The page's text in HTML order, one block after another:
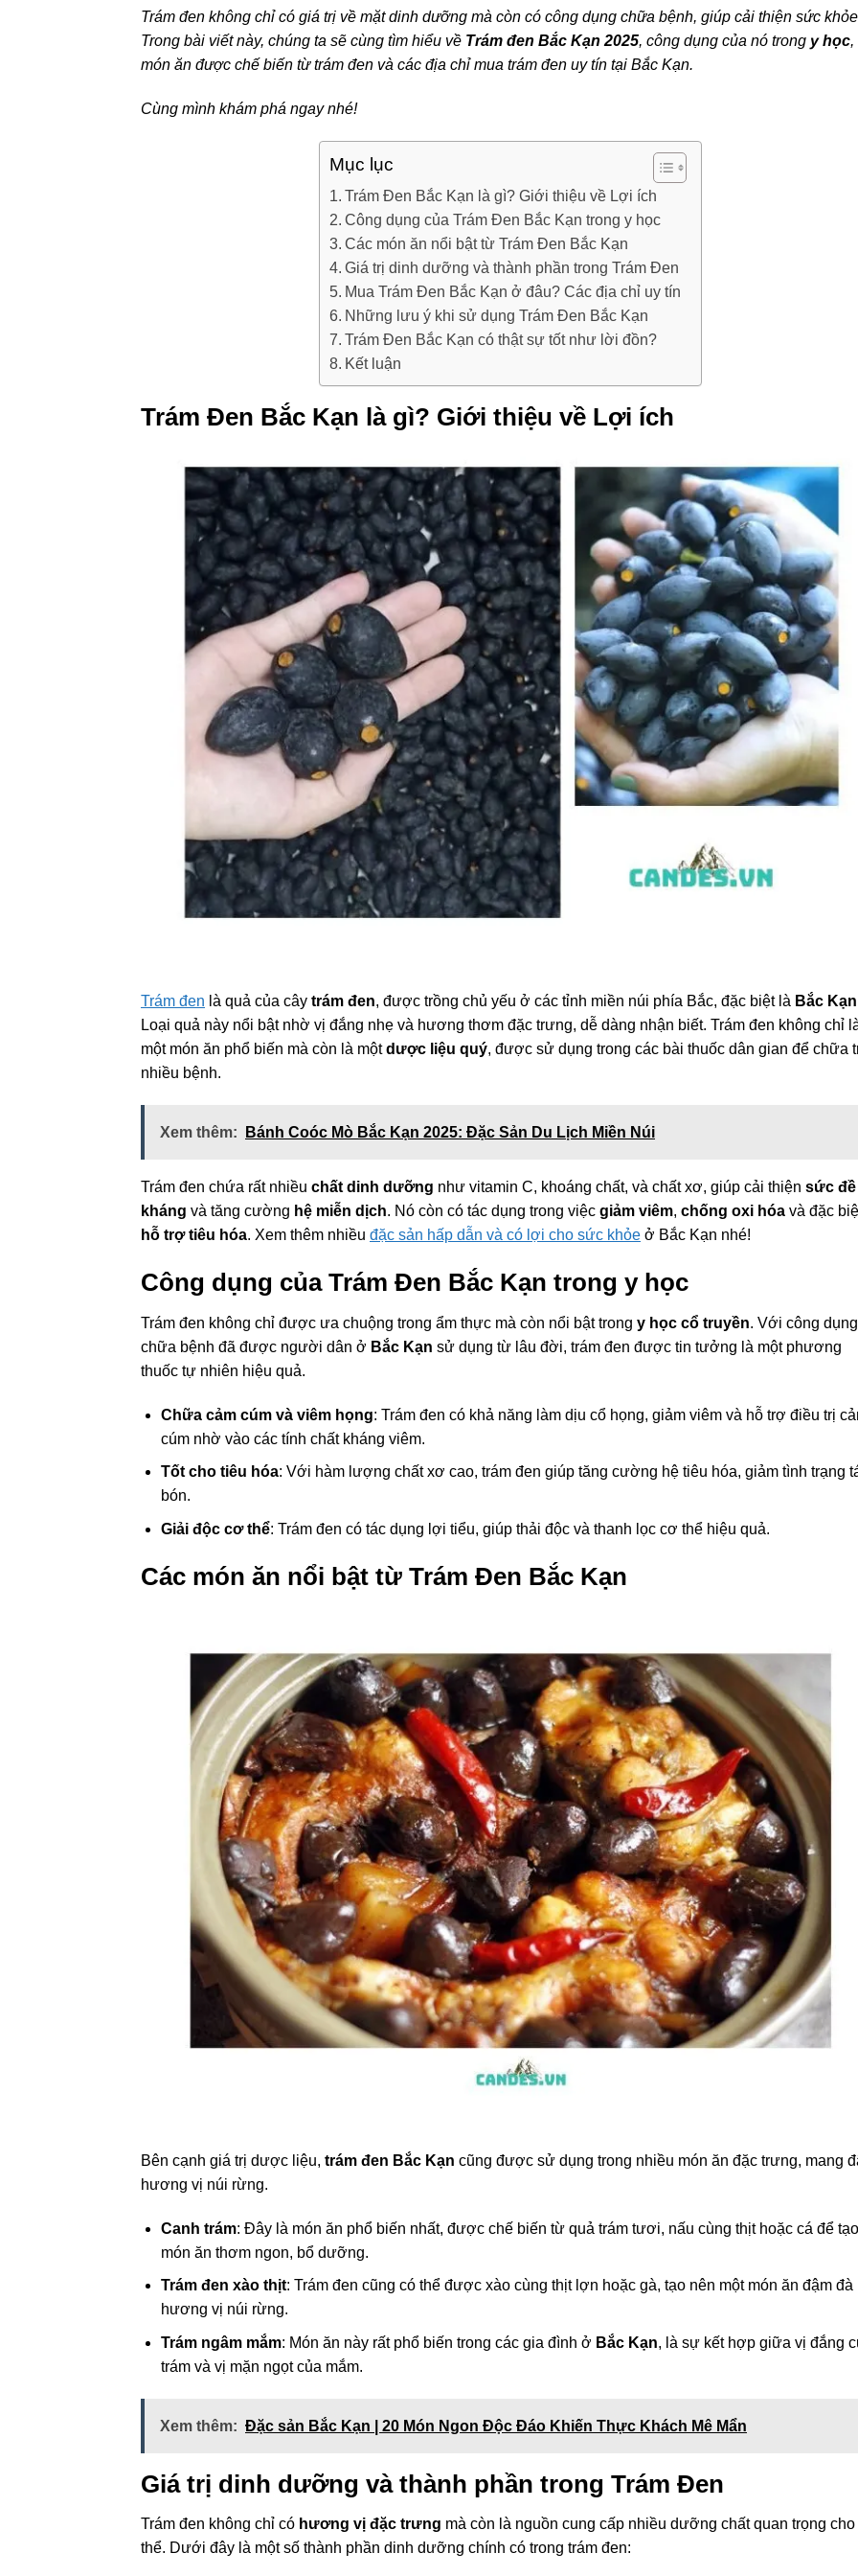
Trám đen không chỉ có giá trị về mặt dinh dưỡng mà còn có công dụng chữa bệnh, giúp cải thiện sức
Trong bài viết này, chúng ta sẽ cùng tìm hiểu về Trám đen Bắc Kạn 2025, công dụng của nó trong y học,
món ăn được chế biến từ trám đen và các địa chỉ mua trám đen uy tín tại Bắc Kạn.
Cùng mình khám phá ngay nhé!
Mục lục
Trám Đen Bắc Kạn là gì? Giới thiệu về Lợi ích
Công dụng của Trám Đen Bắc Kạn trong y học
Các món ăn nổi bật từ Trám Đen Bắc Kạn
Giá trị dinh dưỡng và thành phần trong Trám Đen
Mua Trám Đen Bắc Kạn ở đâu? Các địa chỉ uy tín
Những lưu ý khi sử dụng Trám Đen Bắc Kạn
Trám Đen Bắc Kạn có thật sự tốt như lời đồn?
Kết luận
Trám Đen Bắc Kạn là gì? Giới thiệu về Lợi ích
Trám đen là quả của cây trám đen, được trồng chủ yếu ở các tỉnh miền núi phía Bắc, đặc biệt là Bắc Kạn
Loại quả này nổi bật nhờ vị đắng nhẹ và hương thơm đặc trưng, dễ dàng nhận biết. Trám đen không chỉ
một món ăn phổ biến mà còn là mộtdược liệu quý, được sử dụng trong các bài thuốc dân gian để chữa
nhiều bệnh.
Xem thêm: Bánh Coóc Mò Bắc Kạn 2025: Đặc Sản Du Lịch Miền Núi
Trám đen chứa rất nhiều chất dinh dưỡng như vitamin C, khoáng chất, và chất xơ, giúp cải thiện sức đề
kháng và tăng cường hệ miễn dịch. Nó còn có tác dụng trong việc giảm viêm, chống oxi hóa và đặc
hỗ trợ tiêu hóa. Xem thêm nhiều đặc sản hấp dẫn và có lợi cho sức khỏe ở Bắc Kạn nhé!
Công dụng của Trám Đen Bắc Kạn trong y học
Trám đen không chỉ được ưa chuộng trong ẩm thực mà còn nổi bật trong y học cổ truyền. Với công dụng
chữa bệnh đã được người dân ở Bắc Kạn sử dụng từ lâu đời, trám đen được tin tưởng là một phương
thuốc tự nhiên hiệu quả.
Chữa cảm cúm và viêm họng: Trám đen có khả năng làm dịu cổ họng, giảm viêm và hỗ trợ điều trị
cúm nhờ vào các tính chất kháng viêm.
Tốt cho tiêu hóa: Với hàm lượng chất xơ cao, trám đen giúp tăng cường hệ tiêu hóa, giảm tình trạng
bón.
Giải độc cơ thể: Trám đen có tác dụng lợi tiểu, giúp thải độc và thanh lọc cơ thể hiệu quả.
Các món ăn nổi bật từ Trám Đen Bắc Kạn
Bên cạnh giá trị dược liệu, trám đen Bắc Kạn cũng được sử dụng trong nhiều món ăn đặc trưng, mang
hương vị núi rừng.
Canh trám: Đây là món ăn phổ biến nhất, được chế biến từ quả trám tươi, nấu cùng thịt hoặc cá để
món ăn thơm ngon, bổ dưỡng.
Trám đen xào thịt: Trám đen cũng có thể được xào cùng thịt lợn hoặc gà, tạo nên một món ăn đậm đà
hương vị núi rừng.
Trám ngâm mắm: Món ăn này rất phổ biến trong các gia đình ở Bắc Kạn, là sự kết hợp giữa vị đắng
trám và vị mặn ngọt của mắm.
Xem thêm: Đặc sản Bắc Kạn | 20 Món Ngon Độc Đáo Khiến Thực Khách Mê Mẩn
Giá trị dinh dưỡng và thành phần trong Trám Đen
Trám đen không chỉ có hương vị đặc trưng mà còn là nguồn cung cấp nhiều dưỡng chất quan trọng
thể. Dưới đây là một số thành phần dinh dưỡng chính có trong trám đen: